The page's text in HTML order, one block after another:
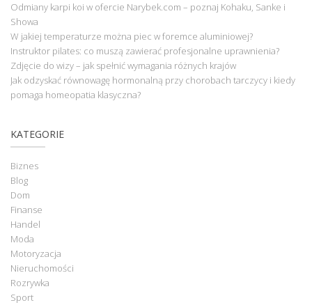
Odmiany karpi koi w ofercie Narybek.com – poznaj Kohaku, Sanke i
Showa
W jakiej temperaturze można piec w foremce aluminiowej?
Instruktor pilates: co muszą zawierać profesjonalne uprawnienia?
Zdjęcie do wizy – jak spełnić wymagania różnych krajów
Jak odzyskać równowagę hormonalną przy chorobach tarczycy i kiedy
pomaga homeopatia klasyczna?
KATEGORIE
Biznes
Blog
Dom
Finanse
Handel
Moda
Motoryzacja
Nieruchomości
Rozrywka
Sport